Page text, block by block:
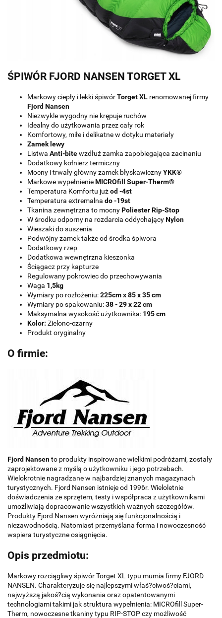
ŚPIWÓR FJORD NANSEN TORGET XL
Markowy ciepły i lekki śpiwórTorget XL renomowanej firmy
Fjord Nansen
Niezwykle wygodny nie krępuje ruchów
Idealny do użytkowania przez cały rok
Komfortowy, miłe i delikatne w dotyku materiały
Zamek lewy
Listwa Anti-bitewzdłuż zamka zapobiegająca zacinaniu
Dodatkowy kołnierz termiczny
Mocny i trwały główny zamek błyskawicznyYKK®
Markowe wypełnienieMICROfill Super-Therm®
Temperatura Komfortu jużod -4st
Temperatura extremalna do -19st
Tkanina zewnętrzna to mocnyPoliester Rip-Stop
W środku odporny na rozdarcia oddychającyNylon
Wieszaki do suszenia
Podwójny zamek także od środka śpiwora
Dodatkowy rzep
Dodatkowa wewnętrzna kieszonka
Ściągacz przy kapturze
Regulowany pokrowiec do przechowywania
Waga 1,5kg
Wymiary po rozłożeniu:225cm x 85 x 35 cm
Wymiary po spakowaniu:38 - 29 x 22 cm
Maksymalna wysokość użytkownika: 195 cm
Kolor: Zielono-czarny
Produkt oryginalny
O firmie:
Fjord Nansento produkty inspirowane wielkimi podróżami, zostały
zaprojektowane z myślą o użytkowniku i jego potrzebach.
Wielokrotnie nagradzane w najbardziej znanych magazynach
turystycznych. Fjord Nansen istnieje od 1996r. Wieloletnie
doświadczenia ze sprzętem, testy i współpraca z użytkownikami
umożliwiają dopracowanie wszystkich ważnych szczegółów.
Produkty Fjord Nansen wyróżniają się funkcjonalnością i
niezawodnością. Natomiast przemyślana forma i nowoczesność
wspiera turystyczne osiągnięcia.
Opis przedmiotu:
Markowy rozciągliwy śpiwór Torget XL typu mumia firmy FJORD
NANSEN. Charakteryzuje się najlepszymi właś?ciwoś?ciami,
najwyższą jakoś?cią wykonania oraz opatentowanymi
technologiami takimi jak struktura wypełnienia: MICROfill Super-
Therm, nowoczesne tkaniny typu RIP-STOP czy możliwość